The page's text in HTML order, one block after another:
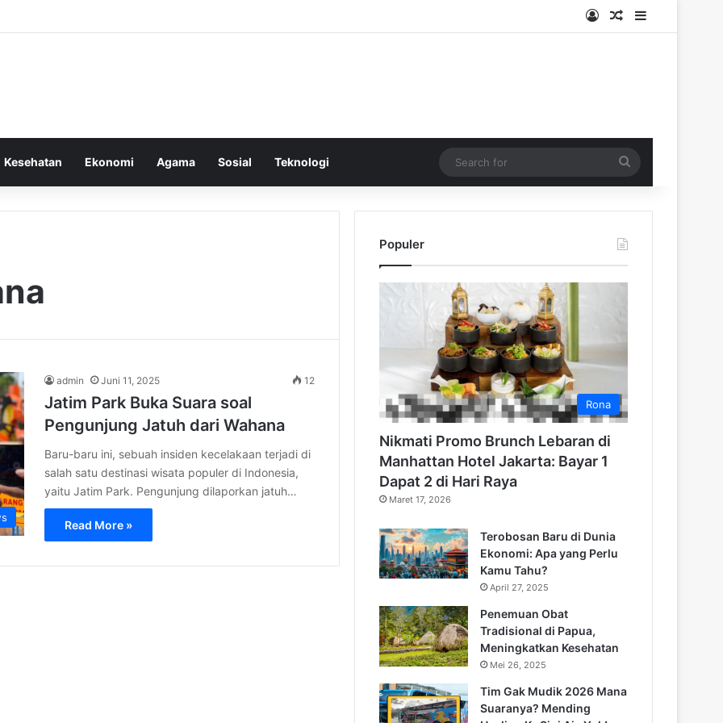
Log InRandom Article
Sidebar
Kesehatan Ekonomi Agama Sosial Teknologi
for
admin Juni 11, 2025 12
Jatim Park Buka Suara soal
Pengunjung Jatuh dari Wahana
Baru-baru ini, sebuah insiden kecelakaan terjadi di
salah satu destinasi wisata populer di Indonesia,
yaitu Jatim Park. Pengunjung dilaporkan jatuh…
Read More »
Populer
Rona
Nikmati Promo Brunch Lebaran di
Manhattan Hotel Jakarta: Bayar 1
Dapat 2 di Hari Raya
Maret 17, 2026
Terobosan Baru di Dunia
Ekonomi: Apa yang Perlu
Kamu Tahu?
April 27, 2025
Penemuan Obat
Tradisional di Papua,
Meningkatkan Kesehatan
Mei 26, 2025
Tim Gak Mudik 2026 Mana
Suaranya? Mending